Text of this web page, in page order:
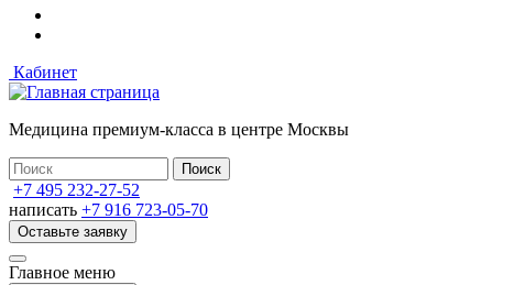
Кабинет
Медицина премиум-класса в центре Москвы
+7 495 232-27-52
написать +7 916 723-05-70
Оставьте заявку
Главное меню